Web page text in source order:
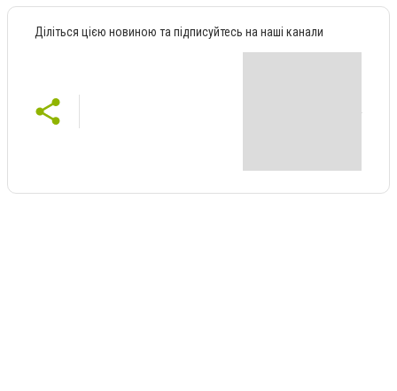
Діліться цією новиною та підписуйтесь на наші канали